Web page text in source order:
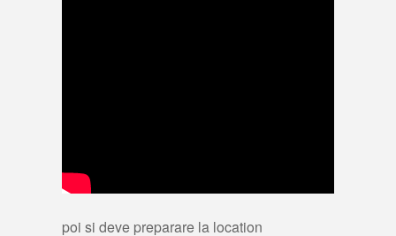
poi si deve preparare la location